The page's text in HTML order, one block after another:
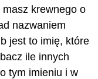
krewnego o
nazwaniem
jest to imię, które
ile innych
tym imieniu i w